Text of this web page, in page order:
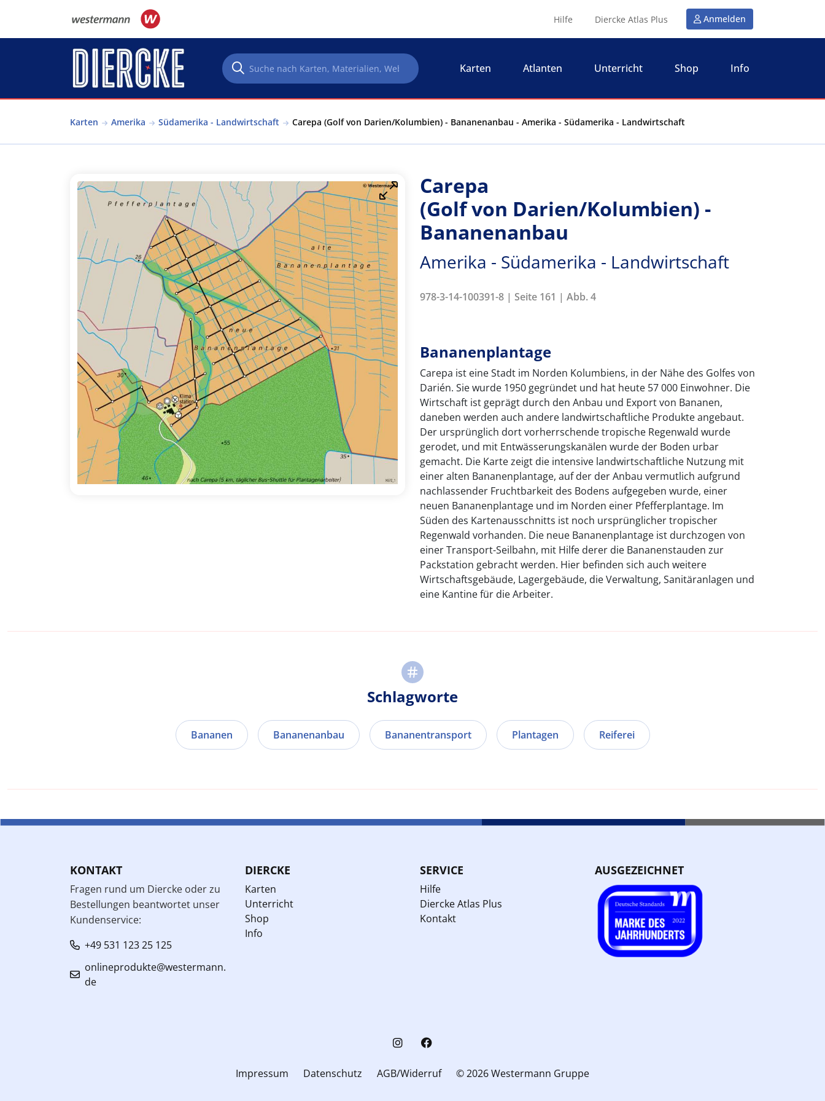
Hilfe Diercke Atlas Plus Anmelden
Karten Atlanten Unterricht Shop Info
Karten Amerika Südamerika - Landwirtschaft Carepa (Golf von Darien/Kolumbien) - Bananenanbau - Amerika - Südamerika - Landwirtschaft
Carepa
(Golf von Darien/Kolumbien) -
Bananenanbau
Amerika - Südamerika - Landwirtschaft
978-3-14-100391-8 | Seite 161 | Abb. 4
Bananenplantage
Carepa ist eine Stadt im Norden Kolumbiens, in der Nähe des Golfes von
Darién. Sie wurde 1950 gegründet und hat heute 57 000 Einwohner. Die
Wirtschaft ist geprägt durch den Anbau und Export von Bananen,
daneben werden auch andere landwirtschaftliche Produkte angebaut.
Der ursprünglich dort vorherrschende tropische Regenwald wurde
gerodet, und mit Entwässerungskanälen wurde der Boden urbar
gemacht. Die Karte zeigt die intensive landwirtschaftliche Nutzung mit
einer alten Bananenplantage, auf der der Anbau vermutlich aufgrund
nachlassender Fruchtbarkeit des Bodens aufgegeben wurde, einer
neuen Bananenplantage und im Norden einer Pfefferplantage. Im
Süden des Kartenausschnitts ist noch ursprünglicher tropischer
Regenwald vorhanden. Die neue Bananenplantage ist durchzogen von
einer Transport-Seilbahn, mit Hilfe derer die Bananenstauden zur
Packstation gebracht werden. Hier befinden sich auch weitere
Wirtschaftsgebäude, Lagergebäude, die Verwaltung, Sanitäranlagen und
eine Kantine für die Arbeiter.
Schlagworte
Bananen Bananenanbau Bananentransport Plantagen Reiferei
KONTAKT
Fragen rund um Diercke oder zu
Bestellungen beantwortet unser
Kundenservice:
+49 531 123 25 125
onlineprodukte@westermann.
de
DIERCKE
Karten
Unterricht
Shop
Info
SERVICE
Hilfe
Diercke Atlas Plus
Kontakt
AUSGEZEICHNET
Impressum Datenschutz AGB/Widerruf © 2026 Westermann Gruppe